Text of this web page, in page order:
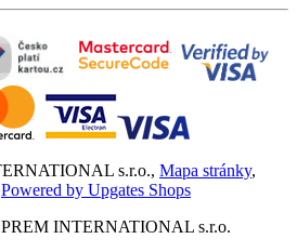
s.r.o., Mapa stránky,
Powered by Upgates Shops
PREM INTERNATIONAL s.r.o.